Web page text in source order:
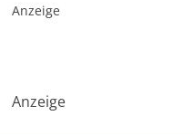
Anzeige
Anzeige